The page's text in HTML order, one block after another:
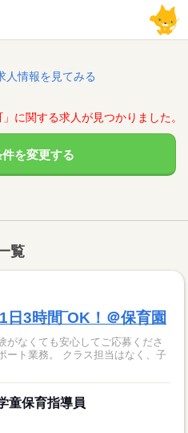
人情報を見てみる
に関する求人が見つかりました。
件を変更する
覧
3時間‾OK！＠保育園
がなくても安心してご応募くださ
童保育指導員